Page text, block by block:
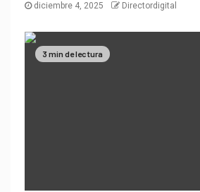
diciembre 4, 2025 Directordigital
3 min de lectura